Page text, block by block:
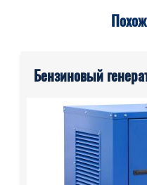
Бензиновый